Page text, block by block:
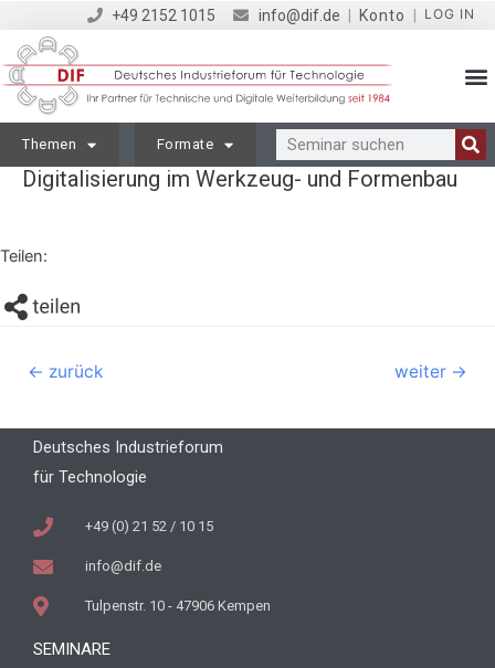
+49 2152 1015 info@dif.de Konto LOG IN
Themen Formate
Digitalisierung im Werkzeug- und Formenbau
Teilen:
← zurück weiter →
Deutsches Industrieforum
für Technologie
+49 (0) 21 52 / 10 15
info@dif.de
Tulpenstr. 10 - 47906 Kempen
SEMINARE